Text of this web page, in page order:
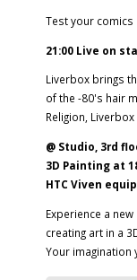
Test your comics
21:00 Live on
Liverbox brings
of the -80's hair
Religion,
@ Studio, 3rd
3D Painting at
HTC Viven
Experience a
creating art in a
Your imagination